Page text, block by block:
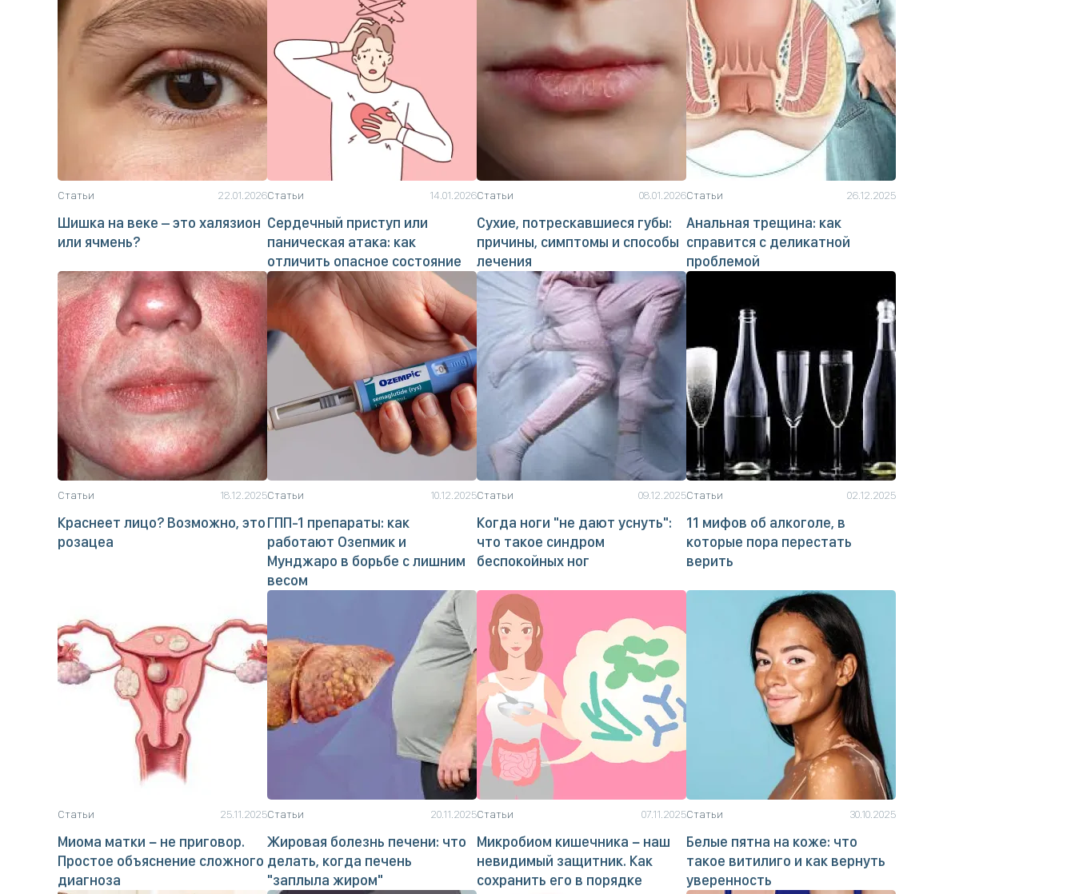
Статьи 22.01.2026
Шишка на веке – это халязион
или ячмень?
Статьи 14.01.2026
Сердечный приступ или
паническая атака: как
отличить опасное состояние
Статьи 08.01.2026
Сухие, потрескавшиеся губы:
причины, симптомы и способы
лечения
Статьи 26.12.2025
Анальная трещина: как
справится с деликатной
проблемой
Статьи 18.12.2025
Краснеет лицо? Возможно, это
розацеа
Статьи 10.12.2025
ГПП-1 препараты: как
работают Озепмик и
Мунджаро в борьбе с лишним
весом
Статьи 09.12.2025
Когда ноги "не дают уснуть":
что такое синдром
беспокойных ног
Статьи 02.12.2025
11 мифов об алкоголе, в
которые пора перестать
верить
Статьи 25.11.2025
Миома матки − не приговор.
Простое объяснение сложного
диагноза
Статьи 20.11.2025
Жировая болезнь печени: что
делать, когда печень
"заплыла жиром"
Статьи 07.11.2025
Микробиом кишечника − наш
невидимый защитник. Как
сохранить его в порядке
Статьи 30.10.2025
Белые пятна на коже: что
такое витилиго и как вернуть
уверенность